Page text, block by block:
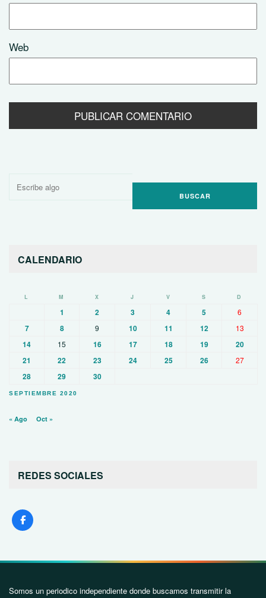
Web
Buscar
CALENDARIO
SEPTIEMBRE 2020
L M X J V S D
1 2 3 4 5 6
7 8 9 10 11 12 13
14 15 16 17 18 19
20
21
22 23 24 25 26 27
28 29 30
« Ago Oct »
REDES SOCIALES
Somos un periodico independiente donde buscamos transmitir la